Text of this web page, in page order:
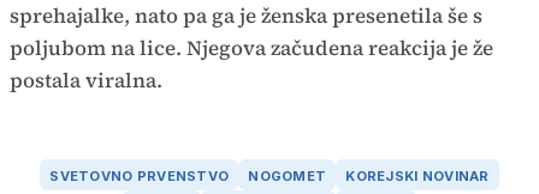
sprehajalke, nato pa ga je ženska presenetila še s
poljubom na lice. Njegova začudena reakcija je že
postala viralna.
SVETOVNO PRVENSTVO NOGOMET
KOREJSKI NOVINAR